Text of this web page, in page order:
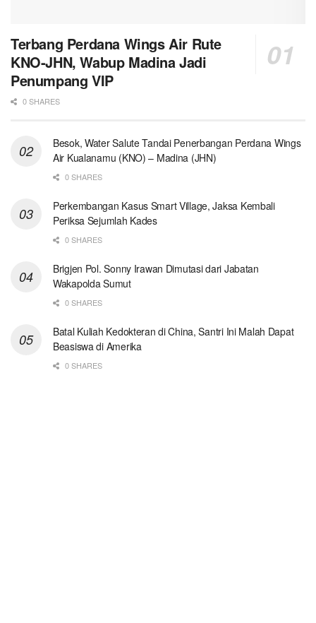
Terbang Perdana Wings Air Rute
KNO-JHN, Wabup Madina Jadi
Penumpang VIP
0 SHARES
Besok, Water Salute Tandai Penerbangan Perdana Wings
Air Kualanamu (KNO) – Madina (JHN)
0 SHARES
Perkembangan Kasus Smart Village, Jaksa Kembali
Periksa Sejumlah Kades
0 SHARES
Brigjen Pol. Sonny Irawan Dimutasi dari Jabatan
Wakapolda Sumut
0 SHARES
Batal Kuliah Kedokteran di China, Santri Ini Malah Dapat
Beasiswa di Amerika
0 SHARES